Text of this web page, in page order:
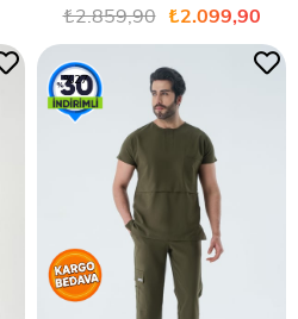
₺2.099,90
₺2.859,90
%27